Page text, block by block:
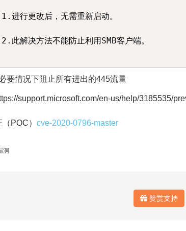
1.进行更改后，无需重新启动。
2.此解决方法不能防止利用SMB客户端。
要情况下阻止所有进出的445流量
support.microsoft.com/en-us/help/3185535/
POC） cve-2020-0796-master
洞
赞赏支持